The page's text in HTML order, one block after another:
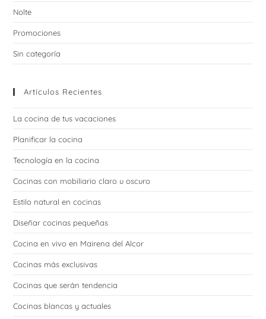
Nolte
Promociones
Sin categoría
Artículos Recientes
La cocina de tus vacaciones
Planificar la cocina
Tecnología en la cocina
Cocinas con mobiliario claro u oscuro
Estilo natural en cocinas
Diseñar cocinas pequeñas
Cocina en vivo en Mairena del Alcor
Cocinas más exclusivas
Cocinas que serán tendencia
Cocinas blancas y actuales